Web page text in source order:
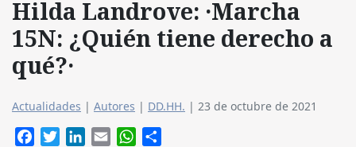
Hilda Landrove: ·Marcha
15N: ¿Quién tiene derecho a
qué?·
Actualidades | Autores | DD.HH. | 23 de octubre de 2021
FacebookTwitterLinkedIn
Email WhatsApp